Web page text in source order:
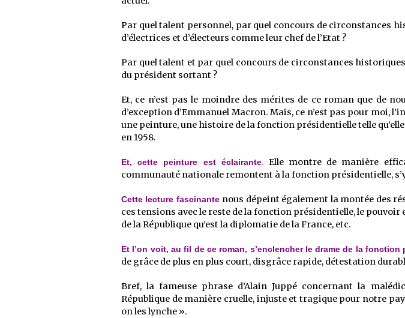
Par quel talent personnel, par quel concours de circonstances
d’électrices et d’électeurs comme leur chef de l’Etat ?
Par quel talent et par quel concours de circonstances
du président sortant ?
Et, ce n’est pas le moindre des mérites de ce roman que de
d’exception d’Emmanuel Macron. Mais, ce n’est pas pour moi,
une peinture, une histoire de la fonction présidentielle telle
en 1958.
Et, cette peinture est éclairante.
Elle montre de manière
communauté nationale remontent à la fonction présidentielle,
Cette lecture fascinante nous dépeint également la montée des
ces tensions avec le reste de la fonction présidentielle, le
de la République qu’est la diplomatie de la France, etc.
Et l’on voit, au fil de ce roman, s’enclencher le drame de la
de grâce de plus en plus court, disgrâce rapide, détestation
Bref, la fameuse phrase d’Alain Juppé concernant la
République de manière cruelle, injuste et tragique pour notre
on les lynche ».